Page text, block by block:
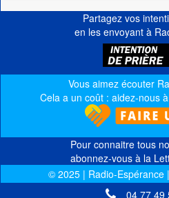
Partagez vos
en les envoyant à
Vous aimez écouter
Cela a un coût : aidez-nous
Pour connaitre tous
abonnez-vous à la
© 2025 | Radio-Espérance
04 77 49